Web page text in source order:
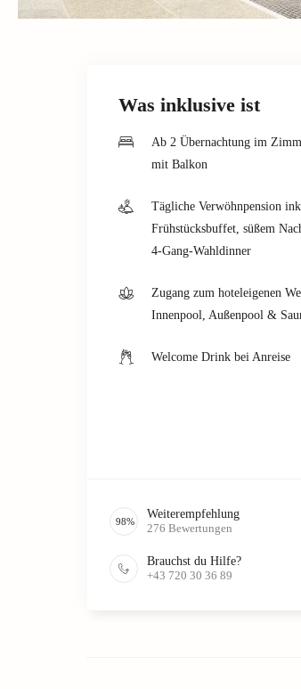
Was inklusive ist
Ab 2 Übernachtung im
mit Balkon
Tägliche Verwöhnpension
Frühstücksbuffet, süßem
4-Gang-Wahldinner
Zugang zum hoteleigenen
Innenpool, Außenpool &
Welcome Drink bei Anreise
98%
Weiterempfehlung
276 Bewertungen
Brauchst du Hilfe?
+43 720 30 36 89